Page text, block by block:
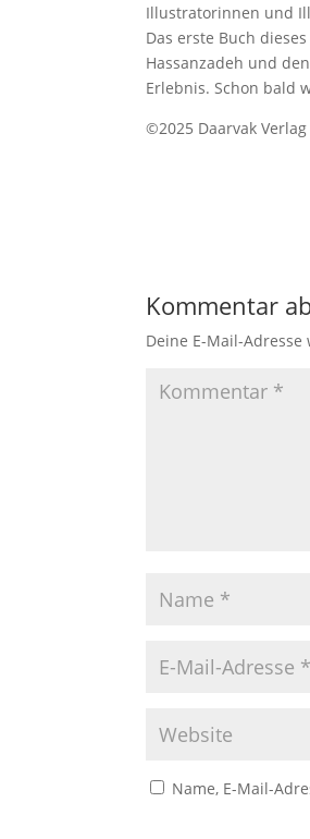
Illustratorinnen und
Das erste Buch
Hassanzadeh und
Erlebnis. Schon bald
©2025 Daarvak
Kommentar
Deine E-Mail-
Name, E-Mail-